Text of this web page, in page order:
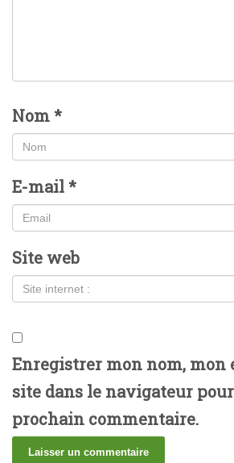
Nom*
E-mail*
Site web
Enregistrer mon nom, mon
site dans le navigateur
prochain commentaire.